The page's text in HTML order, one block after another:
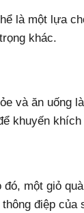
là một lựa
khác.
và ăn uống
một giỏ
điệp của